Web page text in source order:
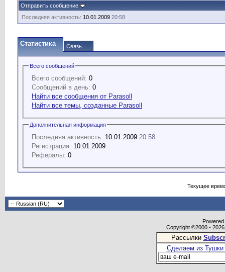
Отправить сообщение
Последняя активность: 10.01.2009 20:58
Статистика Связь
Всего сообщений
Всего сообщений: 0
Сообщений в день: 0
Найти все сообщения от Parasoll
Найти все темы, созданные Parasoll
Дополнительная информация
Последняя активность: 10.01.2009 20:58
Регистрация: 10.01.2009
Рефералы: 0
Текущее
Copyright ©2000 -
Рассылки
Сделаем из Тушки